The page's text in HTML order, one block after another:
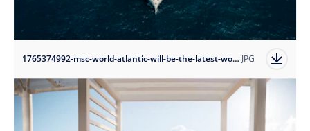
1765374992-msc-world-atlantic-will-be-the-latest-world-class-ship?auto=format JPG